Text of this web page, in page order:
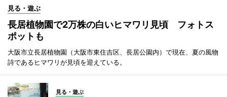
見る・遊ぶ
長居植物園で2万株の白いヒマワリ見頃 フォトス
ポットも
大阪市立長居植物園（大阪市東住吉区、長居公園内）で現在、夏の風物
詩であるヒマワリが見頃を迎えている。
見る・遊ぶ